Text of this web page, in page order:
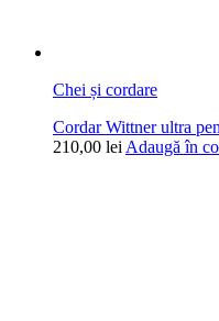
Chei și cordare
Cordar Wittner ultra
210,00 lei Adaugă în